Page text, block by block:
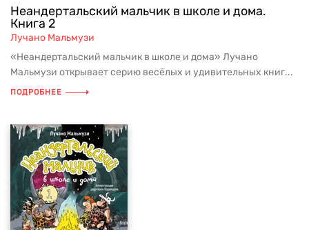
Неандертальский мальчик в школе и дома.
Книга 2
Лучано Мальмузи
«Неандертальский мальчик в школе и дома» Лучано
Мальмузи открывает серию весёлых и удивительных книг...
ПОДРОБНЕЕ